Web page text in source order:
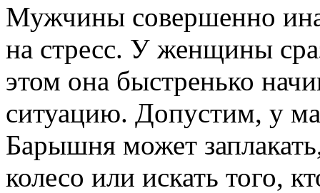
Мужчины совершенно
на стресс. У женщины
этом она быстренько
ситуацию. Допустим, у
Барышня может
колесо или искать того,